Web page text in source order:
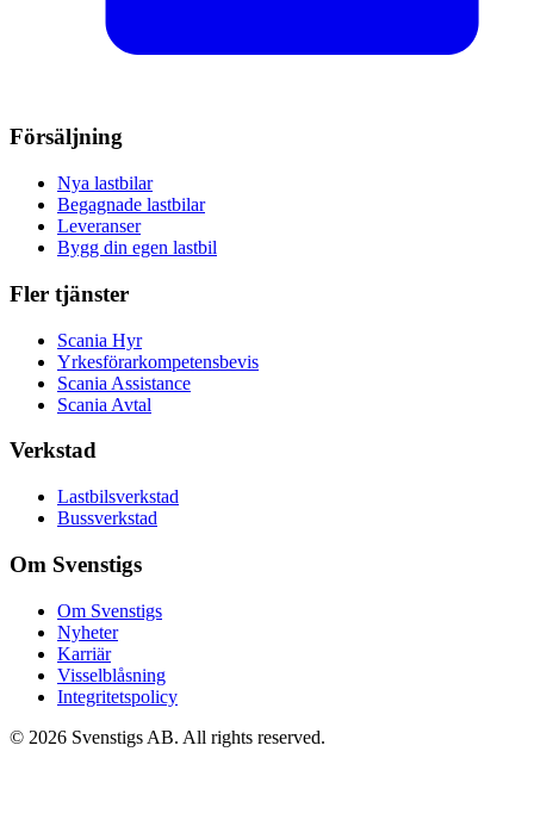
Försäljning
Nya lastbilar
Begagnade lastbilar
Leveranser
Bygg din egen lastbil
Fler tjänster
Scania Hyr
Yrkesförarkompetensbevis
Scania Assistance
Scania Avtal
Verkstad
Lastbilsverkstad
Bussverkstad
Om Svenstigs
Om Svenstigs
Nyheter
Karriär
Visselblåsning
Integritetspolicy
© 2026 Svenstigs AB. All rights reserved.